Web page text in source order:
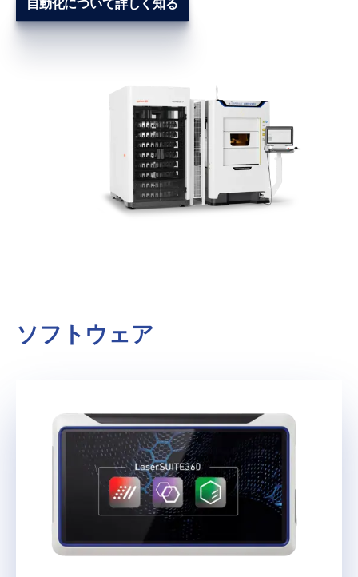
自動化について詳しく知る
ソフトウェア